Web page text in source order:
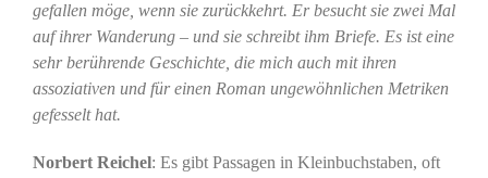
gefallen möge, wenn sie zurückkehrt. Er besucht sie zwei Mal
auf ihrer Wanderung – und sie schreibt ihm Briefe. Es ist eine
sehr berührende Geschichte, die mich auch mit ihren
assoziativen und für einen Roman ungewöhnlichen Metriken
gefesselt hat.
Norbert Reichel: Es gibt Passagen in Kleinbuchstaben, oft